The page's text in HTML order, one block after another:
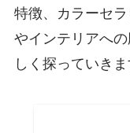
特徴、カラーセ
やインテリアへ
しく探っていきま